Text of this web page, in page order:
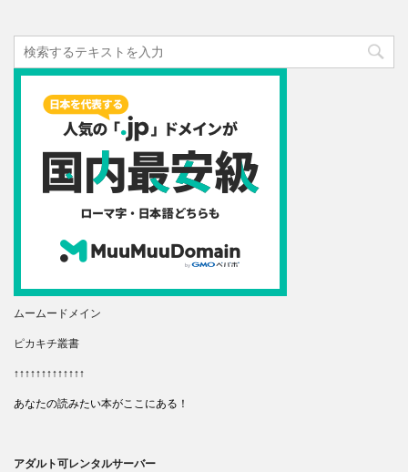
ムームードメイン
ピカキチ叢書
↑↑↑↑↑↑↑↑↑↑↑↑↑
あなたの読みたい本がここにある！
アダルト可レンタルサーバー